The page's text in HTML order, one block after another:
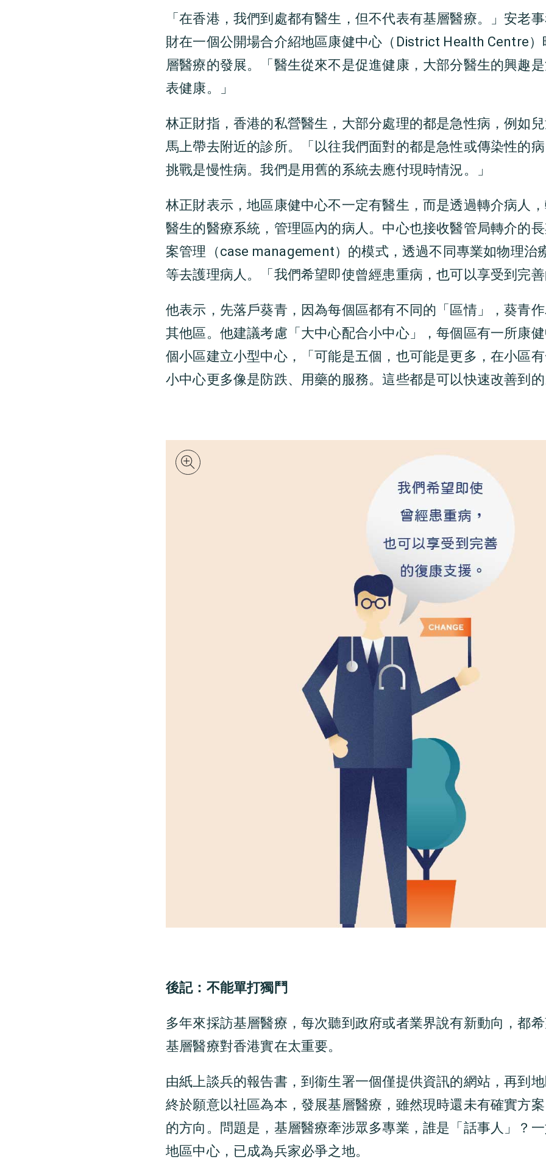
「在香港，我們到處都有醫生，但不代表有基層醫療。」安老
財在一個公開場合介紹地區康健中心（District Health Centre
層醫療的發展。「醫生從來不是促進健康，大部分醫生的興趣
表健康。」
林正財指，香港的私營醫生，大部分處理的都是急性病，例如
馬上帶去附近的診所。「以往我們面對的都是急性或傳染性的
挑戰是慢性病。我們是用舊的系統去應付現時情況。」
林正財表示，地區康健中心不一定有醫生，而是透過轉介病人
醫生的醫療系統，管理區內的病人。中心也接收醫管局轉介的
案管理（case management）的模式，透過不同專業如物理治
等去護理病人。「我們希望即使曾經患重病，也可以享受到完善
他表示，先落戶葵青，因為每個區都有不同的「區情」，葵青
其他區。他建議考慮「大中心配合小中心」，每個區有一所康
個小區建立小型中心，「可能是五個，也可能是更多，在小區有
小中心更多像是防跌、用藥的服務。這些都是可以快速改善到的
後記：不能單打獨鬥
多年來採訪基層醫療，每次聽到政府或者業界說有新動向，都
基層醫療對香港實在太重要。
由紙上談兵的報告書，到衞生署一個僅提供資訊的網站，再到
終於願意以社區為本，發展基層醫療，雖然現時還未有確實方
的方向。問題是，基層醫療牽涉眾多專業，誰是「話事人」？
地區中心，已成為兵家必爭之地。